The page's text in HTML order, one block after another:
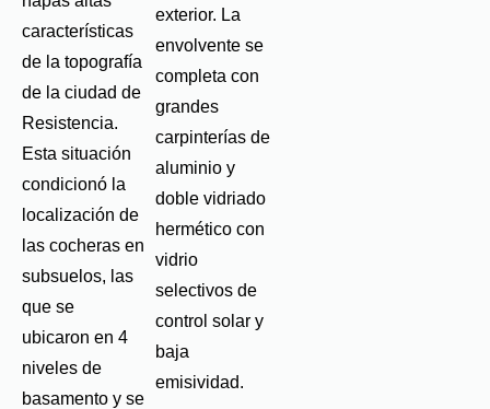
características
de la topografía
de la ciudad de
Resistencia.
Esta situación
condicionó la
localización de
las cocheras en
subsuelos, las
que se
ubicaron en 4
niveles de
basamento y se
exterior. La
envolvente se
completa con
grandes
carpinterías de
aluminio y
doble vidriado
hermético con
vidrio
selectivos de
control solar y
baja
emisividad.